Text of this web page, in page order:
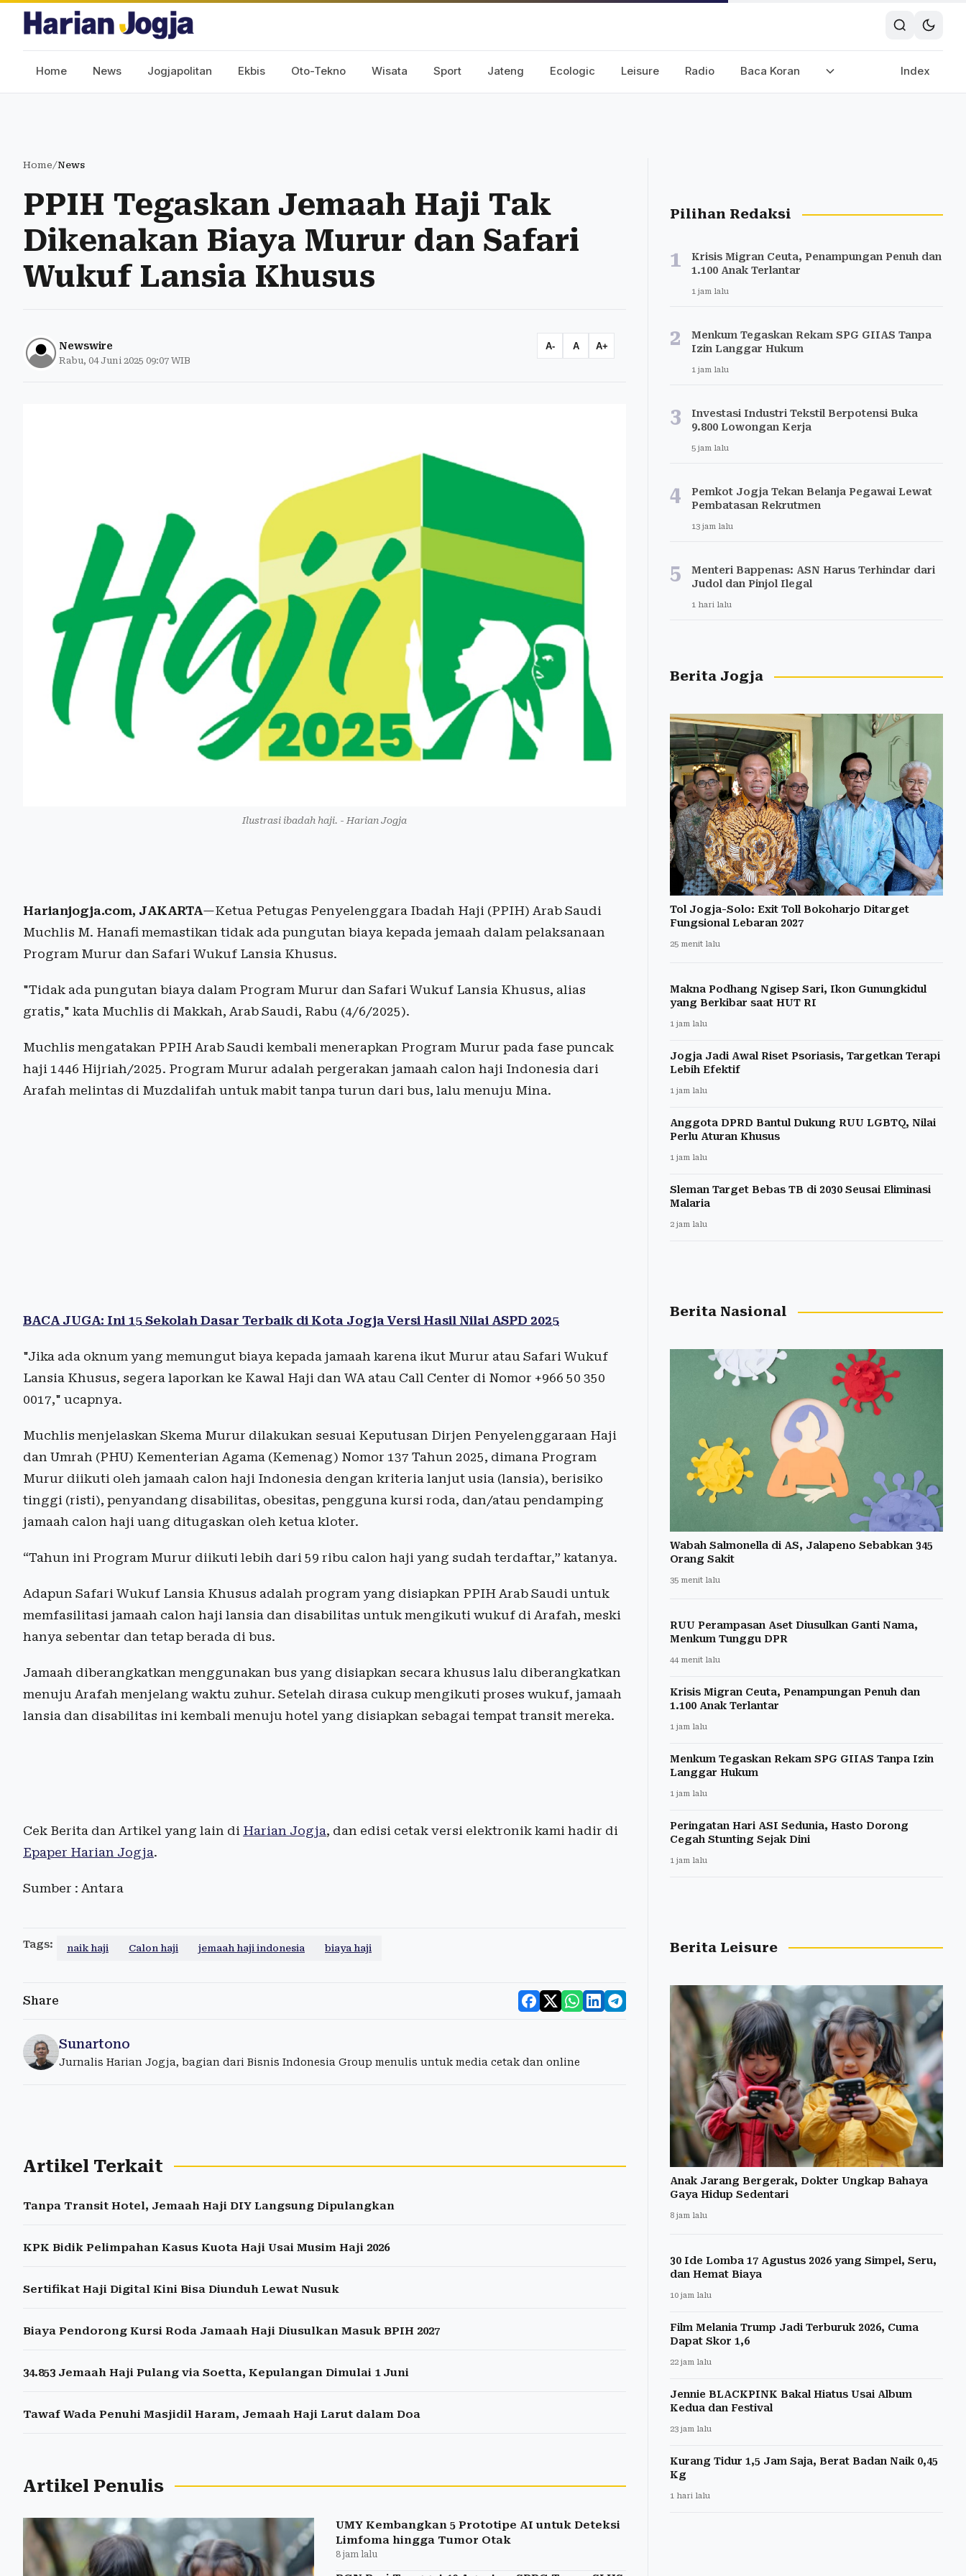
Home News Jogjapolitan Ekbis Oto-Tekno Wisata Sport Jateng Ecologic Leisure Radio Baca Koran Index
Home/News
PPIH Tegaskan Jemaah Haji Tak
Dikenakan Biaya Murur dan Safari
Wukuf Lansia Khusus
Newswire
Rabu, 04 Juni 2025 09:07 WIB
A- A A+
Ilustrasi ibadah haji. - Harian Jogja
Harianjogja.com, JAKARTA—Ketua Petugas Penyelenggara Ibadah Haji (PPIH) Arab Saudi
Muchlis M. Hanafi memastikan tidak ada pungutan biaya kepada jemaah dalam pelaksanaan
Program Murur dan Safari Wukuf Lansia Khusus.
"Tidak ada pungutan biaya dalam Program Murur dan Safari Wukuf Lansia Khusus, alias
gratis," kata Muchlis di Makkah, Arab Saudi, Rabu (4/6/2025).
Muchlis mengatakan PPIH Arab Saudi kembali menerapkan Program Murur pada fase puncak
haji 1446 Hijriah/2025. Program Murur adalah pergerakan jamaah calon haji Indonesia dari
Arafah melintas di Muzdalifah untuk mabit tanpa turun dari bus, lalu menuju Mina.
BACA JUGA: Ini 15 Sekolah Dasar Terbaik di Kota Jogja Versi Hasil Nilai ASPD 2025
"Jika ada oknum yang memungut biaya kepada jamaah karena ikut Murur atau Safari Wukuf
Lansia Khusus, segera laporkan ke Kawal Haji dan WA atau Call Center di Nomor +966 50 350
0017," ucapnya.
Muchlis menjelaskan Skema Murur dilakukan sesuai Keputusan Dirjen Penyelenggaraan Haji
dan Umrah (PHU) Kementerian Agama (Kemenag) Nomor 137 Tahun 2025, dimana Program
Murur diikuti oleh jamaah calon haji Indonesia dengan kriteria lanjut usia (lansia), berisiko
tinggi (risti), penyandang disabilitas, obesitas, pengguna kursi roda, dan/atau pendamping
jamaah calon haji uang ditugaskan oleh ketua kloter.
“Tahun ini Program Murur diikuti lebih dari 59 ribu calon haji yang sudah terdaftar,” katanya.
Adapun Safari Wukuf Lansia Khusus adalah program yang disiapkan PPIH Arab Saudi untuk
memfasilitasi jamaah calon haji lansia dan disabilitas untuk mengikuti wukuf di Arafah, meski
hanya sebentar dan tetap berada di bus.
Jamaah diberangkatkan menggunakan bus yang disiapkan secara khusus lalu diberangkatkan
menuju Arafah menjelang waktu zuhur. Setelah dirasa cukup mengikuti proses wukuf, jamaah
lansia dan disabilitas ini kembali menuju hotel yang disiapkan sebagai tempat transit mereka.
Cek Berita dan Artikel yang lain di Harian Jogja, dan edisi cetak versi elektronik kami hadir di
Epaper Harian Jogja.
Sumber : Antara
Tags: naik haji Calon haji jemaah haji indonesia biaya haji
Share
Sunartono
Jurnalis Harian Jogja, bagian dari Bisnis Indonesia Group menulis untuk media cetak dan online
Artikel Terkait
Tanpa Transit Hotel, Jemaah Haji DIY Langsung Dipulangkan
KPK Bidik Pelimpahan Kasus Kuota Haji Usai Musim Haji 2026
Sertifikat Haji Digital Kini Bisa Diunduh Lewat Nusuk
Biaya Pendorong Kursi Roda Jamaah Haji Diusulkan Masuk BPIH 2027
34.853 Jemaah Haji Pulang via Soetta, Kepulangan Dimulai 1 Juni
Tawaf Wada Penuhi Masjidil Haram, Jemaah Haji Larut dalam Doa
Artikel Penulis
UMY Kembangkan 5 Prototipe AI untuk Deteksi
Limfoma hingga Tumor Otak
8 jam lalu
Pilihan Redaksi
1
Krisis Migran Ceuta, Penampungan Penuh dan
1.100 Anak Terlantar
1 jam lalu
2
Menkum Tegaskan Rekam SPG GIIAS Tanpa
Izin Langgar Hukum
1 jam lalu
3
Investasi Industri Tekstil Berpotensi Buka
9.800 Lowongan Kerja
5 jam lalu
4
Pemkot Jogja Tekan Belanja Pegawai Lewat
Pembatasan Rekrutmen
13 jam lalu
5
Menteri Bappenas: ASN Harus Terhindar dari
Judol dan Pinjol Ilegal
1 hari lalu
Berita Jogja
Tol Jogja-Solo: Exit Toll Bokoharjo Ditarget
Fungsional Lebaran 2027
25 menit lalu
Makna Podhang Ngisep Sari, Ikon Gunungkidul
yang Berkibar saat HUT RI
1 jam lalu
Jogja Jadi Awal Riset Psoriasis, Targetkan Terapi
Lebih Efektif
1 jam lalu
Anggota DPRD Bantul Dukung RUU LGBTQ, Nilai
Perlu Aturan Khusus
1 jam lalu
Sleman Target Bebas TB di 2030 Seusai Eliminasi
Malaria
2 jam lalu
Berita Nasional
Wabah Salmonella di AS, Jalapeno Sebabkan 345
Orang Sakit
35 menit lalu
RUU Perampasan Aset Diusulkan Ganti Nama,
Menkum Tunggu DPR
44 menit lalu
Krisis Migran Ceuta, Penampungan Penuh dan
1.100 Anak Terlantar
1 jam lalu
Menkum Tegaskan Rekam SPG GIIAS Tanpa Izin
Langgar Hukum
1 jam lalu
Peringatan Hari ASI Sedunia, Hasto Dorong
Cegah Stunting Sejak Dini
1 jam lalu
Berita Leisure
Anak Jarang Bergerak, Dokter Ungkap Bahaya
Gaya Hidup Sedentari
8 jam lalu
30 Ide Lomba 17 Agustus 2026 yang Simpel, Seru,
dan Hemat Biaya
10 jam lalu
Film Melania Trump Jadi Terburuk 2026, Cuma
Dapat Skor 1,6
22 jam lalu
Jennie BLACKPINK Bakal Hiatus Usai Album
Kedua dan Festival
23 jam lalu
Kurang Tidur 1,5 Jam Saja, Berat Badan Naik 0,45
Kg
1 hari lalu